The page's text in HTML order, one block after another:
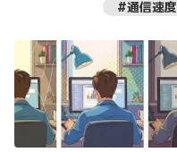
#通信速度